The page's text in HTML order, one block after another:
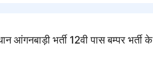
भर्ती 12वी पास बम्पर भर्ती के